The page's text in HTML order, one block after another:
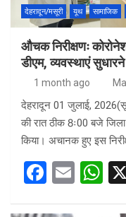
देहरादून/मसूरी यूथ सामाजिक
औचक निरीक्षणः
डीएम, व्यवस्थाएं
1 month ago
देहरादून 01 जुलाई,
की रात ठीक 8ः00 बजे
किया। अचानक हुए इस
F
E
W